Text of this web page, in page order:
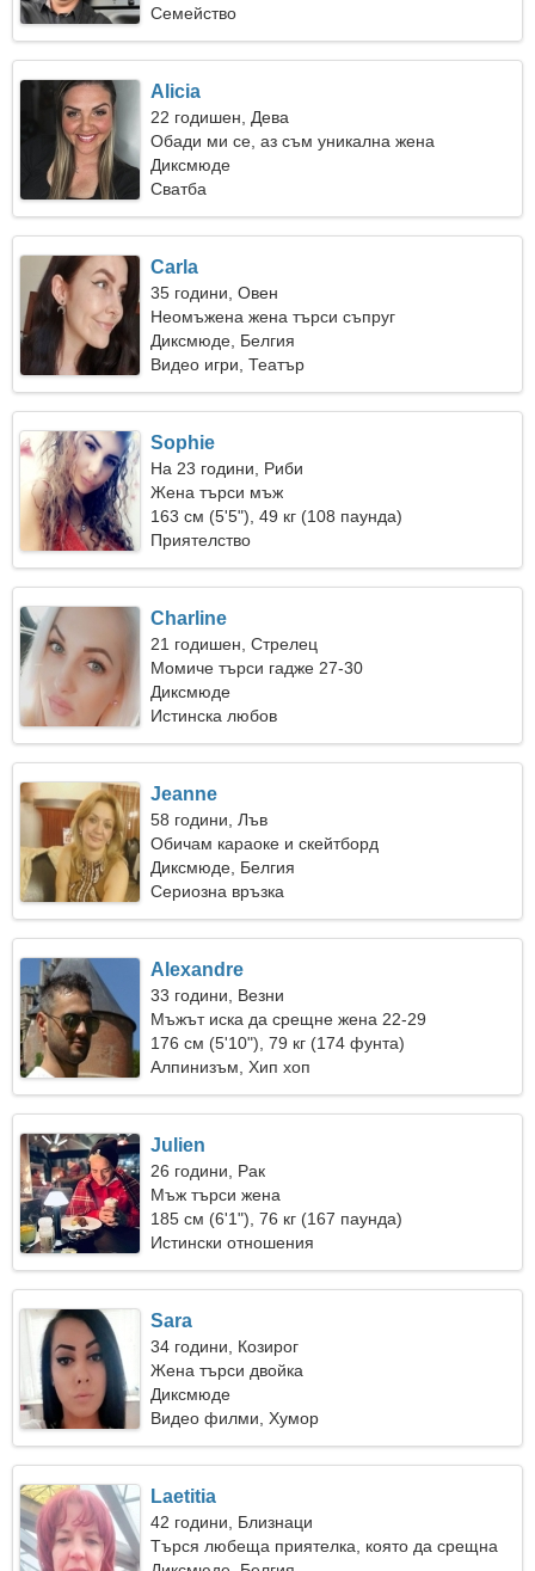
Семейство
Alicia
22 годишен, Дева
Обади ми се, аз съм уникална жена
Диксмюде
Сватба
Carla
35 години, Овен
Неомъжена жена търси съпруг
Диксмюде, Белгия
Видео игри, Театър
Sophie
На 23 години, Риби
Жена търси мъж
163 см (5'5"), 49 кг (108 паунда)
Приятелство
Charline
21 годишен, Стрелец
Момиче търси гадже 27-30
Диксмюде
Истинска любов
Jeanne
58 години, Лъв
Обичам караоке и скейтборд
Диксмюде, Белгия
Сериозна връзка
Alexandre
33 години, Везни
Мъжът иска да срещне жена 22-29
176 см (5'10"), 79 кг (174 фунта)
Алпинизъм, Хип хоп
Julien
26 години, Рак
Мъж търси жена
185 см (6'1"), 76 кг (167 паунда)
Истински отношения
Sara
34 години, Козирог
Жена търси двойка
Диксмюде
Видео филми, Хумор
Laetitia
42 години, Близнаци
Търся любеща приятелка, която да срещна